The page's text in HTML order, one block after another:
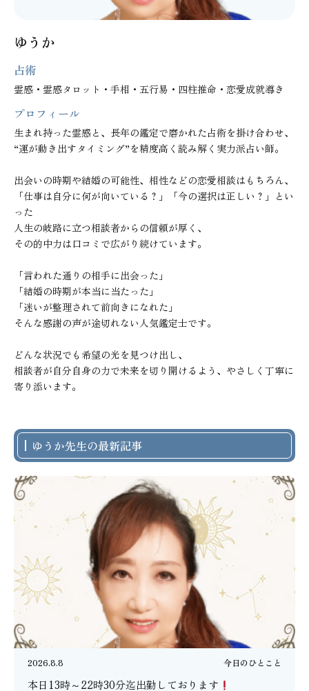
ゆうか
占術
霊感・霊感タロット・手相・五行易・四柱推命・恋愛成就導き
プロフィール
生まれ持った霊感と、長年の鑑定で磨かれた占術を掛け合わせ、
“運が動き出すタイミング”を精度高く読み解く実力派占い師。
出会いの時期や結婚の可能性、相性などの恋愛相談はもちろん、
「仕事は自分に何が向いている？」「今の選択は正しい？」とい
った
人生の岐路に立つ相談者からの信頼が厚く、
その的中力は口コミで広がり続けています。
「言われた通りの相手に出会った」
「結婚の時期が本当に当たった」
「迷いが整理されて前向きになれた」
そんな感謝の声が途切れない人気鑑定士です。
どんな状況でも希望の光を見つけ出し、
相談者が自分自身の力で未来を切り開けるよう、やさしく丁寧に
寄り添います。
ゆうか先生の最新記事
2026.8.8 今日のひとこと
本日13時～22時30分迄出勤しております